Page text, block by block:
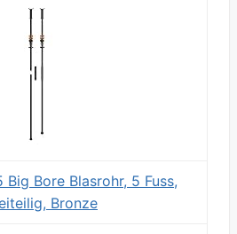
Bore Blasrohr, 5 Fuss,
Bronze